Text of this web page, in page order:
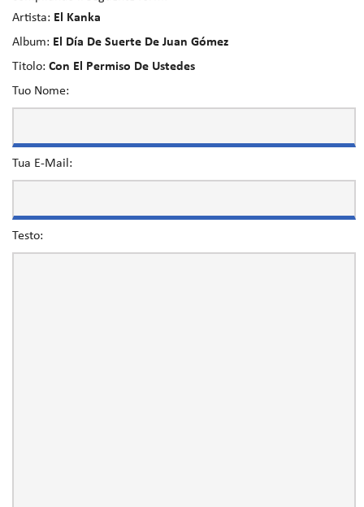
Artista: El Kanka
Album: El Día De Suerte De Juan Gómez
Titolo: Con El Permiso De Ustedes
Tuo Nome:
Tua E-Mail:
Testo: